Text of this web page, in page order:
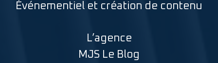
Événementiel et création de contenu
L’agence
MJS Le Blog